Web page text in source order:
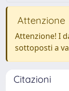
Attenzione
Attenzione! I
sottoposti a
Citazioni